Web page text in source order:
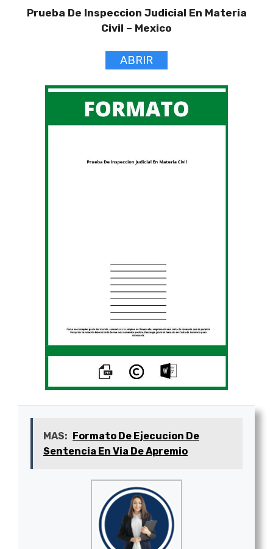
Prueba De Inspeccion Judicial En Materia
Civil – Mexico
ABRIR
MAS: Formato De Ejecucion De
Sentencia En Via De Apremio